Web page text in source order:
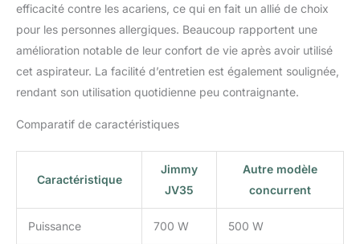
(Allergy UK), attestant de
ses performances dans
la réduction des
allergènes et des
bactéries au sein du
foyer. Un choix rassurant
intérieur plus sain.
efficacité contre les acariens, ce qui en fait un allié de choix
pour les personnes allergiques. Beaucoup rapportent une
amélioration notable de leur confort de vie après avoir utilisé
cet aspirateur. La facilité d’entretien est également soulignée,
rendant son utilisation quotidienne peu contraignante.
Comparatif de caractéristiques
Caractéristique
Jimmy
JV35
Autre modèle
concurrent
Puissance 700 W 500 W